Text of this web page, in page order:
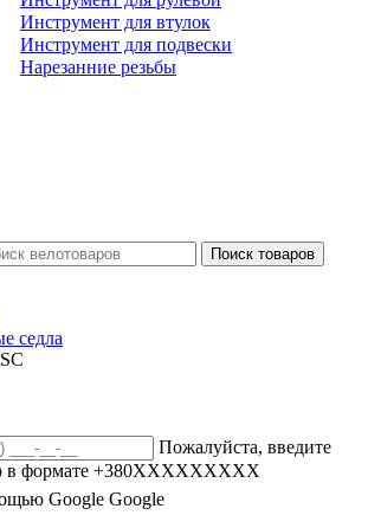
Инструмент для втулок
Инструмент для подвески
Нарезанние резьбы
Поиск товаров
седла
Пожалуйста, введите
в формате +380XXXXXXXXX
Google Google